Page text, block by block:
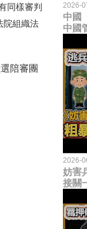
同樣審判
院組織法
陪審團
2026-
中國
中國
臉？
2026-
妨害
接關
題？